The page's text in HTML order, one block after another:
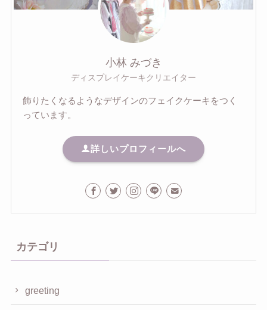
小林 みづき
ディスプレイケーキクリエイター
飾りたくなるようなデザインのフェイクケーキをつく
っています。
詳しいプロフィールへ
カテゴリ
greeting